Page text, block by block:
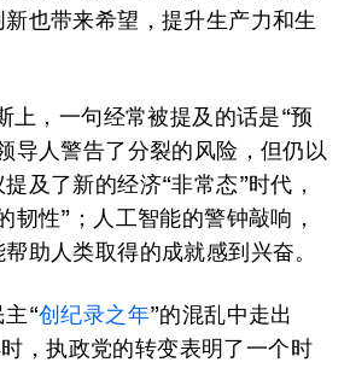
也带来希望，提升生产力和生
上，一句经常被提及的话是“预
导人警告了分裂的风险，但仍以
及了新的经济“非常态”时代，
韧性”；人工智能的警钟敲响，
助人类取得的成就感到兴奋。
主“创纪录之年”的混乱中走出
，执政党的转变表明了一个时